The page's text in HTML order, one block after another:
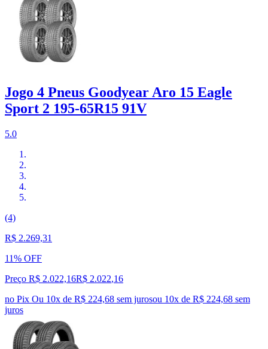
Jogo 4 Pneus Goodyear Aro 15 Eagle
Sport 2 195-65R15 91V
5.0
(4)
R$ 2.269,31
11% OFF
Preço R$ 2.022,16R$ 2.022,16
no Pix Ou 10x de R$ 224,68 sem jurosou 10x de R$ 224,68 sem
juros